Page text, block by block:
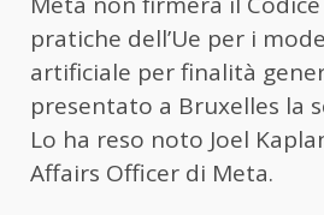
pratiche dell’Ue per i
artificiale per finalità
presentato a Bruxelles la
Lo ha reso noto Joel
Affairs Officer di Meta.